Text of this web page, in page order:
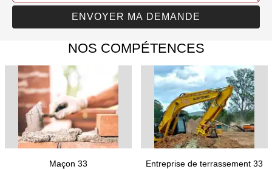
NOS COMPÉTENCES
Maçon 33 Entreprise de terrassement 33